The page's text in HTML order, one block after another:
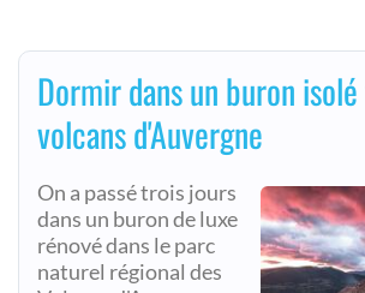
Dormir dans un buron
volcans d'Auvergne
On a passé trois jours
dans un buron de luxe
rénové dans le parc
naturel régional des